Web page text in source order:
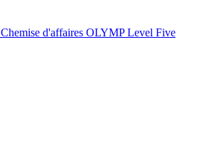
Chemise d'affaires OLYMP Level Five